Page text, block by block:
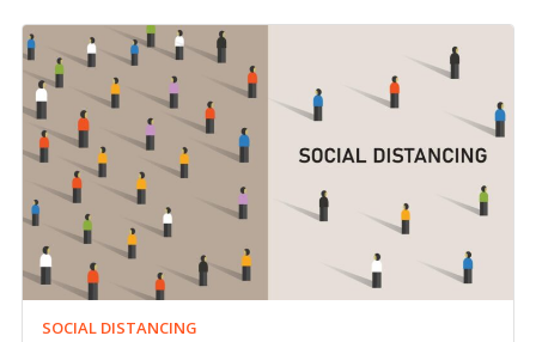
SOCIAL DISTANCING